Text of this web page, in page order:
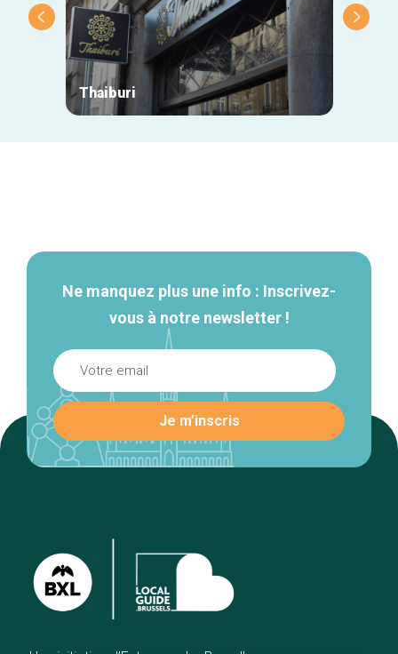
Thaiburi
Ne manquez plus une info : Inscrivez-
vous à notre newsletter !